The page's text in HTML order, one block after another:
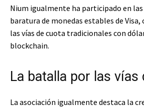
Nium igualmente ha participado en
baratura de monedas estables de Visa,
las vías de cuota tradicionales con
blockchain.
La batalla por las vías
La asociación igualmente destaca la